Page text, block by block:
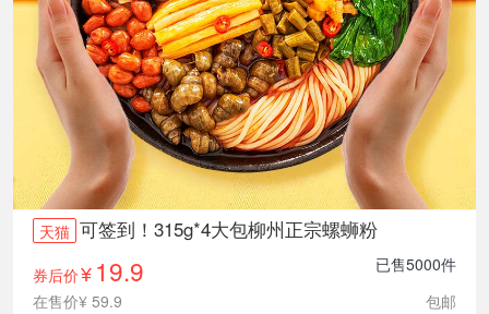
天猫 可签到！315g*4大包柳州正宗螺蛳粉
券后价¥ 19.9
已售5000件
在售价¥ 59.9
包邮